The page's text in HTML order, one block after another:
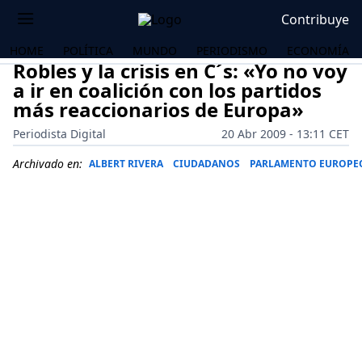
Contribuye
HOME POLÍTICA MUNDO PERIODISMO ECONOMÍA
Robles y la crisis en C´s: «Yo no voy
a ir en coalición con los partidos
más reaccionarios de Europa»
Periodista Digital
20 Abr 2009 - 13:11 CET
Archivado en: ALBERT RIVERA CIUDADANOS PARLAMENTO